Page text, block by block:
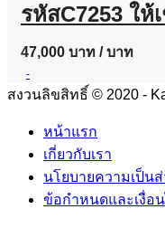
47,000 บาท / บาท
-
สงวนลิขสิทธิ์ © 2020 -
หน้าแรก
เกี่ยวกับเรา
นโยบายความเป็น
ข้อกำหนดและเงื่อ